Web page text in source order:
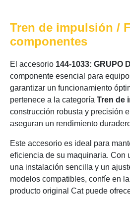
Tren de impulsión /
componentes
El accesorio 144-1033: GRUPO
componente esencial para
garantizar un funcionamiento
pertenece a la categoría Tren de
construcción robusta y precisión
aseguran un rendimiento
Este accesorio es ideal para
eficiencia de su maquinaria. Con
una instalación sencilla y un
modelos compatibles, confíe en
producto original Cat puede